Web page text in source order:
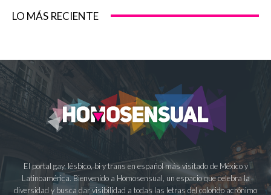
LO MÁS RECIENTE
El portal gay, lésbico, bi y trans en español más visitado de México y
Latinoamérica. Bienvenido a Homosensual, un espacio que celebra la
diversidad y busca dar visibilidad a todas las letras del colorido acrónimo